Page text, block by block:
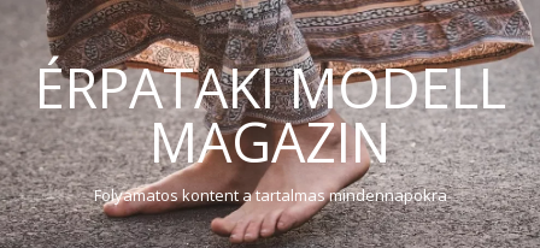
ÉRPATAKI MODELL
MAGAZIN
Folyamatos kontent a tartalmas mindennapokra